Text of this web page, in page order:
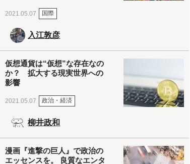
2021.05.07 国際
入江敦彦
仮想通貨は“仮想”な存在なの
か？ 拡大する現実世界への
影響
2021.05.07 政治・経済
柳井政和
漫画『進撃の巨人』で政治の
エッセンスを。 良質なエンタ